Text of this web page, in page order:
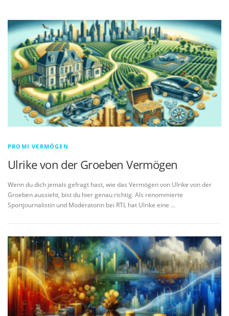
PROMI VERMÖGEN
Ulrike von der Groeben Vermögen
Wenn du dich jemals gefragt hast, wie das Vermögen von Ulrike von der
Groeben aussieht, bist du hier genau richtig. Als renommierte
Sportjournalistin und Moderatorin bei RTL hat Ulrike eine …